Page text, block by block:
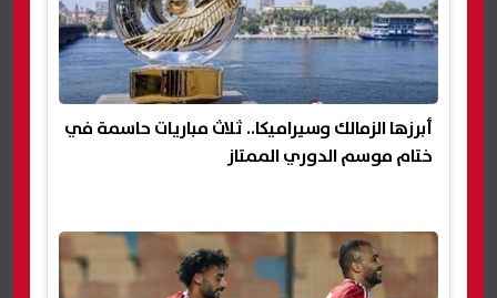
أبرزها الزمالك وسيراميكا.. ثلاث مباريات حاسمة في
ختام موسم الدوري الممتاز